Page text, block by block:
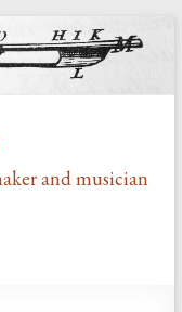
and musician